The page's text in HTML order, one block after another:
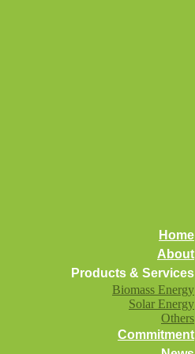
Home
About
Products & Services
Biomass Energy
Solar Energy
Others
Commitment
Kelapa Sawit
Image by Prima